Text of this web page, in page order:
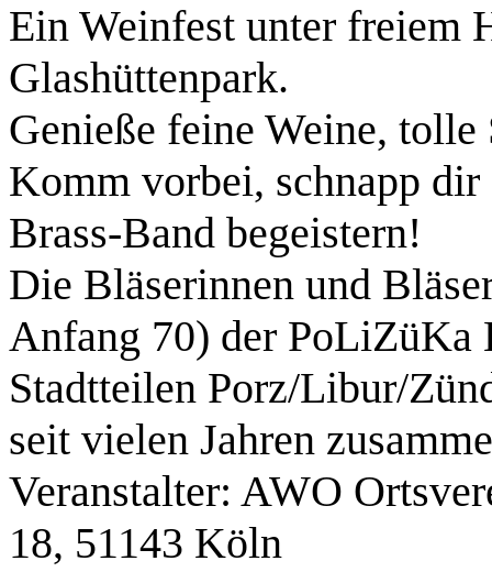
Ein Weinfest unter freiem
Glashüttenpark.
Genieße feine Weine,
Komm vorbei, schnapp
Brass-Band begeistern!
Die Bläserinnen und
Anfang 70) der PoLiZüKa
Stadtteilen Porz/Libur/
seit vielen Jahren
Veranstalter: AWO
18, 51143 Köln